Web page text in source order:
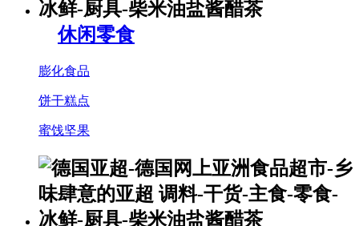
休闲零食
膨化食品
饼干糕点
蜜饯坚果